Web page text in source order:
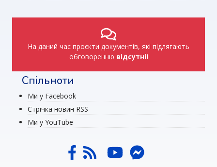
На даний час проєкти документів, які підлягають
обговоренню відсутні!
Спільноти
Ми у Facebook
Стрічка новин RSS
Ми у YouTube